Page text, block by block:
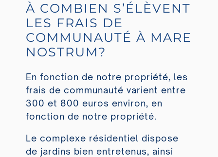
À COMBIEN S’ÉLÈVENT
LES FRAIS DE
COMMUNAUTÉ À MARE
NOSTRUM?
En fonction de notre propriété, les
frais de communauté varient entre
300 et 800 euros environ, en
fonction de notre propriété.
Le complexe résidentiel dispose
de jardins bien entretenus, ainsi